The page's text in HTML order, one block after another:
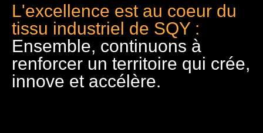
L'excellence est au coeur du
tissu industriel de SQY :
Ensemble, continuons à
renforcer un territoire qui crée,
innove et accélère.